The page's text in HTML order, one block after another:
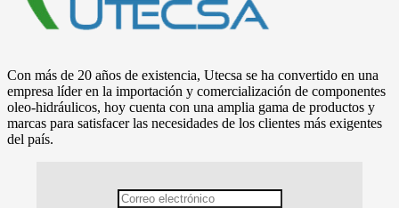
Con más de 20 años de existencia, Utecsa se ha convertido en una
empresa líder en la importación y comercialización de componentes
oleo-hidráulicos, hoy cuenta con una amplia gama de productos y
marcas para satisfacer las necesidades de los clientes más exigentes
del país.